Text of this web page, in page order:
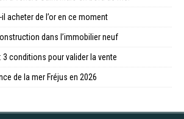
acheter de l’or en ce moment
dans l’immobilier neuf
3 conditions pour valider la vente
de la mer Fréjus en 2026